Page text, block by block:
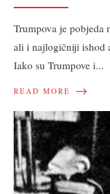
Trumpova je pobjeda
ali i najlogičniji ishod
Iako su Trumpove i...
READ MORE →